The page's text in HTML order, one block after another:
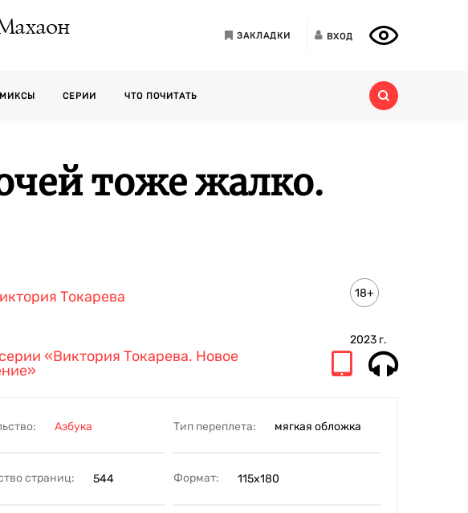
ЗАКЛАДКИ ВХОД
СЕРИИ ЧТО ПОЧИТАТЬ
тоже жалко.
Токарева 18+
2023 г.
«Виктория Токарева. Новое
Азбука Тип переплета: мягкая обложка
страниц: 544 Формат: 115х180